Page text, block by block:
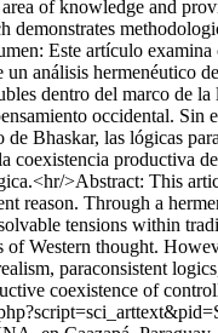
of knowledge and
demonstrates
Este artículo
análisis hermenéutico
dentro del marco de
occidental. Sin
Bhaskar, las lógicas
productiva
>Abstract: This
reason. Through a
tensions within
Western thought.
paraconsistent
coexistence of